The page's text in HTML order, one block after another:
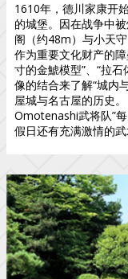
1610年，德川家康开
的城堡。因在战争中
阁（约48m）与小天
作为重要文化财产的
寸的金鯱模型”、“拉
像的结合来了解“城内
屋城与名古屋的历史
Omotenashi武将队”
假日还有充满激情的武